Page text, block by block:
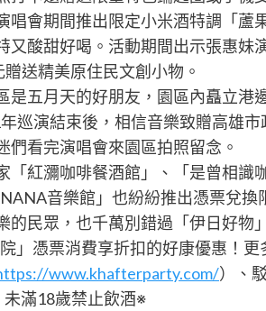
唱會期間推出限定小米酒特調「蘆
又酸甜好喝。活動期間出示張惠
送精美原住民文創小物。
是五月天的好朋友，園區內矗立港
巡演結束後，相信音樂致贈高雄
們看完演唱會來園區拍照留念。
「紅瀰咖啡餐酒館」、「是曾相識
音樂館」也紛紛推出憑票兌
的民眾，也千萬別錯過「伊日好物
院」憑票消費享折扣的好康優惠！
www.khafterparty.com/）、
滿18歲禁止飲酒※